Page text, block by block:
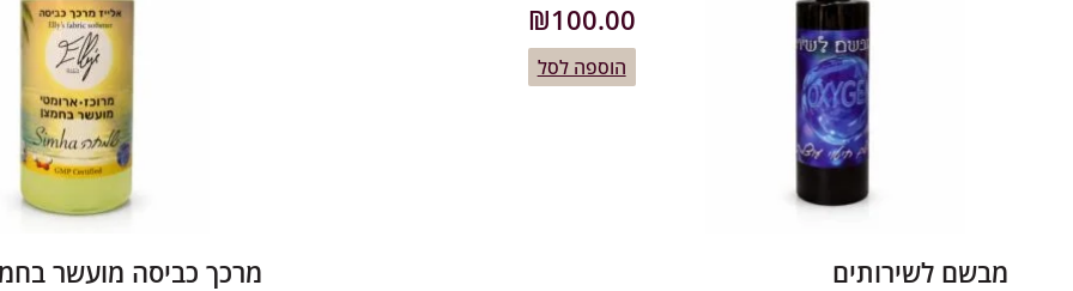
מבשם לשירותים
₪100.00
הוספה לסל
מרכך כביסה מועשר